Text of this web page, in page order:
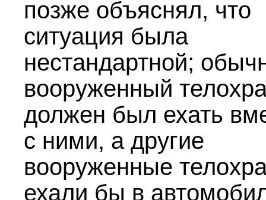
позже объяснял, что
ситуация была
нестандартной;
вооруженный
должен был ехать
с ними, а другие
вооруженные
ехали бы в